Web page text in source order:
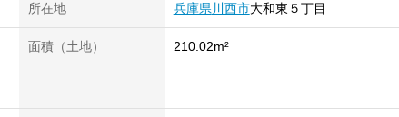
所在地 兵庫県川西市大和東 ５丁目
面積（土地） 210.02m²